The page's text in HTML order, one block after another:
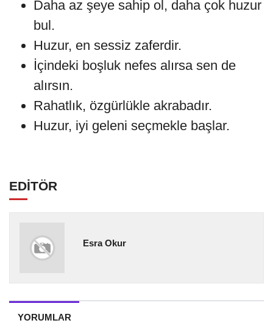
Daha az şeye sahip ol, daha çok huzur
bul.
Huzur, en sessiz zaferdir.
İçindeki boşluk nefes alırsa sen de
alırsın.
Rahatlık, özgürlükle akrabadır.
Huzur, iyi geleni seçmekle başlar.
EDİTÖR
Esra Okur
YORUMLAR